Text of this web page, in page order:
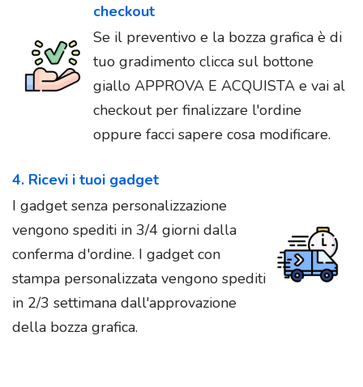
checkout
Se il preventivo e la bozza grafica è di
tuo gradimento clicca sul bottone
giallo APPROVA E ACQUISTA e vai al
checkout per finalizzare l'ordine
oppure facci sapere cosa modificare.
4. Ricevi i tuoi gadget
I gadget senza personalizzazione
vengono spediti in 3/4 giorni dalla
conferma d'ordine. I gadget con
stampa personalizzata vengono spediti
in 2/3 settimana dall'approvazione
della bozza grafica.